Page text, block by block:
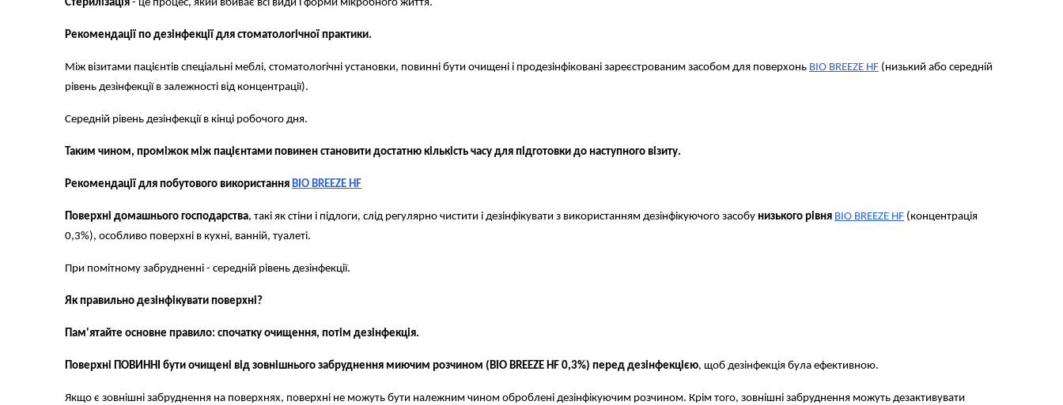
Стерилізація - це процес, який вбиває всі види і форми мікробного життя.
Рекомендації по дезінфекції для стоматологічної практики.
Між візитами пацієнтів спеціальні меблі, стоматологічні установки, повинні бути очищені і продезінфіковані зареєстрованим засобом для поверхонь BIO BREEZE HF (низький або середній
рівень дезінфекції в залежності від концентрації).
Середній рівень дезінфекції в кінці робочого дня.
Таким чином, проміжок між пацієнтами повинен становити достатню кількість часу для підготовки до наступного візиту.
Рекомендації для побутового використання BIO BREEZE HF
Поверхні домашнього господарства, такі як стіни і підлоги, слід регулярно чистити і дезінфікувати з використанням дезінфікуючого засобу низького рівня BIO BREEZE HF (концентрація
0,3%), особливо поверхні в кухні, ванній, туалеті.
При помітному забрудненні - середній рівень дезінфекції.
Як правильно дезінфікувати поверхні?
Пам'ятайте основне правило: спочатку очищення, потім дезінфекція.
Поверхні ПОВИННІ бути очищені від зовнішнього забруднення миючим розчином (BIO BREEZE HF 0,3%) перед дезінфекцією, щоб дезінфекція була ефективною.
Якщо є зовнішні забруднення на поверхнях, поверхні не можуть бути належним чином оброблені дезінфікуючим розчином. Крім того, зовнішні забруднення можуть дезактивувати